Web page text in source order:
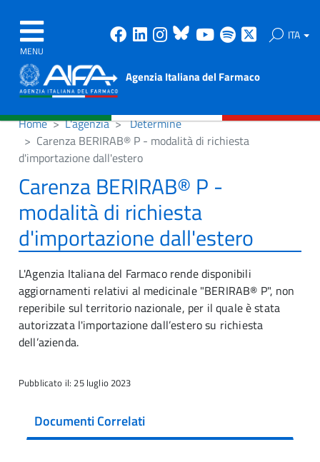
MENU
Facebook
Linkedin
Instagram
Bluesky
Youtube
Spotify ITA
Agenzia Italiana del Farmaco
Home L'agenzia
Determine
Carenza BERIRAB® P - modalità di richiesta
d'importazione dall'estero
Carenza BERIRAB® P -
modalità di richiesta
d'importazione dall'estero
L'Agenzia Italiana del Farmaco rende disponibili
aggiornamenti relativi al medicinale "BERIRAB® P", non
reperibile sul territorio nazionale, per il quale è stata
autorizzata l'importazione dall’estero su richiesta
dell’azienda.
Pubblicato il: 25 luglio 2023
Documenti Correlati